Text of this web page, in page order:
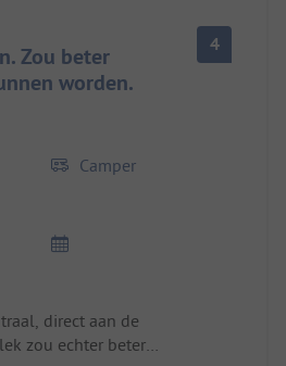
Zou beter
worden.
4
Camper
direct aan de
zou echter beter